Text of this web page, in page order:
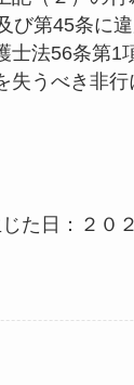
び第45条に
士法56条第1
失うべき非行
た日：２０